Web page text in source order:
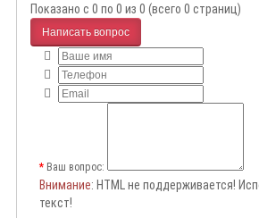
Показано с 0 по 0 из 0 (всего 0 страниц)
Написать вопрос
Ваш вопрос:
Внимание: HTML не поддерживается!
текст!